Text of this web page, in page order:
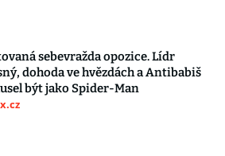
sebevražda opozice. Lídr
dohoda ve hvězdách a Antibabiš
být jako Spider-Man